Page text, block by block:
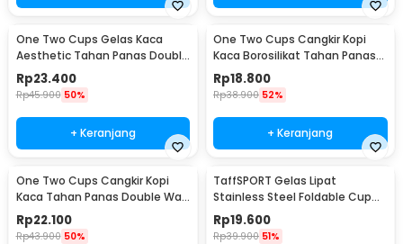
One Two Cups Gelas Kaca
Aesthetic Tahan Panas Double
Wall Glass 433ml - PLY1704
Rp23.400
Rp45.900 50%
+ Keranjang
One Two Cups Cangkir Kopi
Kaca Borosilikat Tahan Panas
Double Wall Cup 160ml
Rp18.800
Rp38.900 52%
+ Keranjang
One Two Cups Cangkir Kopi
Kaca Tahan Panas Double Wall
Cup 180ml - DOME240
Rp22.100
Rp43.900 50%
TaffSPORT Gelas Lipat
Stainless Steel Foldable Cup
Carabiner 240ml - F180
Rp19.600
Rp39.900 51%